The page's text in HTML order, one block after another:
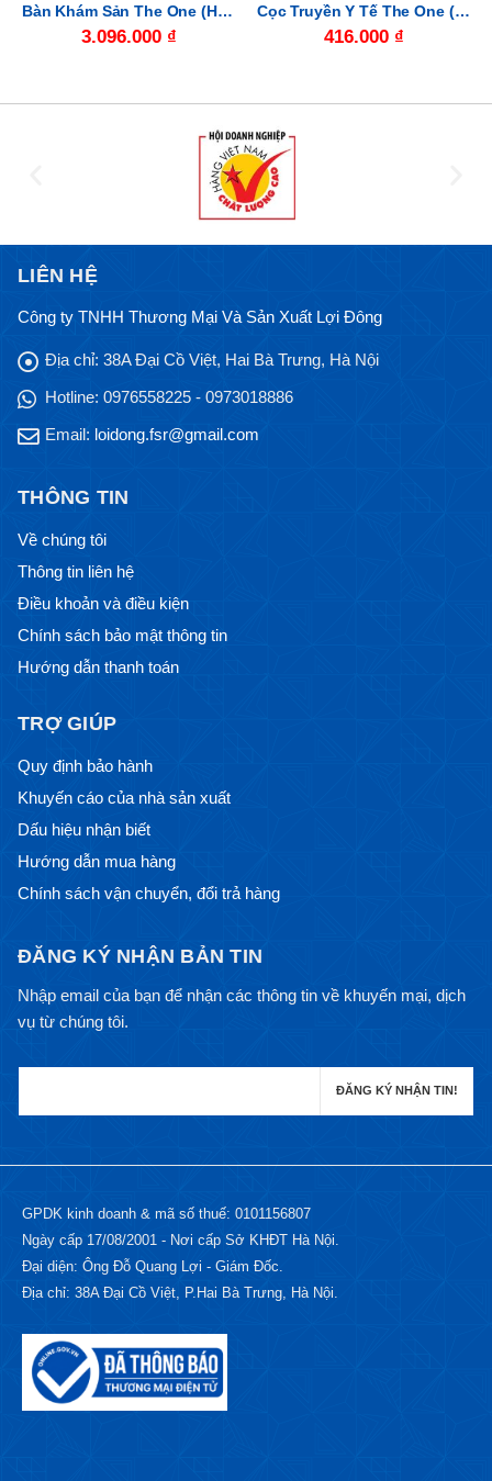
Bàn Khám Sản The One (Hòa Phát) BKSID16
3.096.000 ₫
Cọc Truyền Y Tế The One (Hòa Phát) CT01
416.000 ₫
LIÊN HỆ
Công ty TNHH Thương Mại Và Sản Xuất Lợi Đông
Địa chỉ: 38A Đại Cồ Việt, Hai Bà Trưng, Hà Nội
Hotline: 0976558225 - 0973018886
Email: loidong.fsr@gmail.com
THÔNG TIN
Về chúng tôi
Thông tin liên hệ
Điều khoản và điều kiện
Chính sách bảo mật thông tin
Hướng dẫn thanh toán
TRỢ GIÚP
Quy định bảo hành
Khuyến cáo của nhà sản xuất
Dấu hiệu nhận biết
Hướng dẫn mua hàng
Chính sách vận chuyển, đổi trả hàng
ĐĂNG KÝ NHẬN BẢN TIN
Nhập email của bạn để nhận các thông tin về khuyến mại, dịch
vụ từ chúng tôi.
GPDK kinh doanh & mã số thuế: 0101156807
Ngày cấp 17/08/2001 - Nơi cấp Sở KHĐT Hà Nội.
Đại diện: Ông Đỗ Quang Lợi - Giám Đốc.
Địa chỉ: 38A Đại Cồ Việt, P.Hai Bà Trưng, Hà Nội.